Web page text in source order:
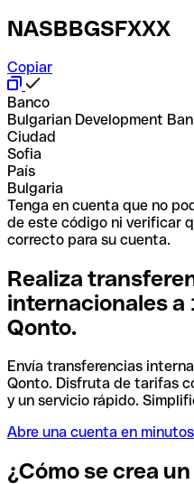
NASBBGSFXXX
Copiar
Banco
Bulgarian Development
Ciudad
Sofia
País
Bulgaria
Tenga en cuenta que no
de este código ni verificar
correcto para su cuenta.
Realiza
internacionales a
Qonto.
Envía transferencias
Qonto. Disfruta de tarifas
y un servicio rápido.
Abre una cuenta en minutos
¿Cómo se crea